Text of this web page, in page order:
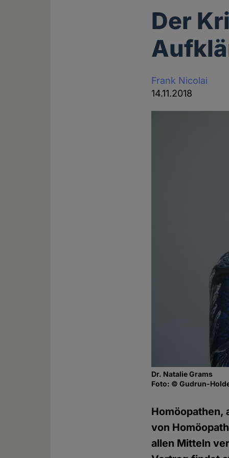
Der
Frank Nicolai
14.11.2018
Dr. Natalie Grams
Foto: © Gudrun-
Homöopathen,
von
allen Mitteln